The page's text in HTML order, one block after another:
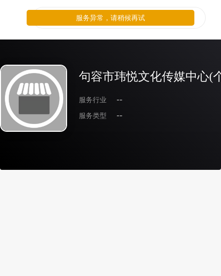
句容市玮悦文化传媒中心(
服务行业
--
服务类型
--
服务异常，请稍候再试